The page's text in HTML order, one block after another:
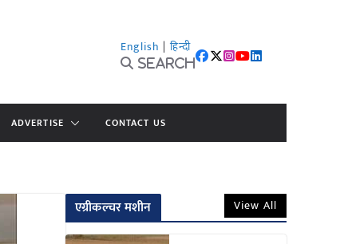
English | हिन्दी
Search
ADVERTISE CONTACT US
एग्रीकल्चर मशीन View All